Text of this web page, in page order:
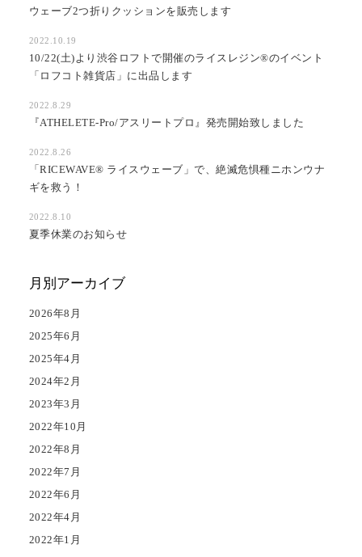
ウェーブ2つ折りクッションを販売します
2022.10.19
10/22(土)より渋谷ロフトで開催のライスレジン®のイベント
「ロフコト雑貨店」に出品します
2022.8.29
『ATHELETE-Pro/アスリートプロ』発売開始致しました
2022.8.26
「RICEWAVE®︎ ライスウェーブ」で、絶滅危惧種ニホンウナ
ギを救う！
2022.8.10
夏季休業のお知らせ
月別アーカイブ
2026年8月
2025年6月
2025年4月
2024年2月
2023年3月
2022年10月
2022年8月
2022年7月
2022年6月
2022年4月
2022年1月